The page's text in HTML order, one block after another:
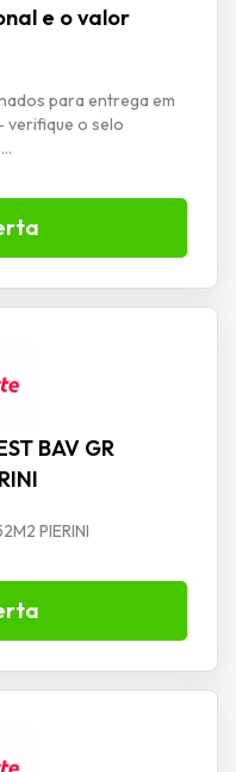
e o valor
para entrega em
verifique o selo
BAV GR
PIERINI